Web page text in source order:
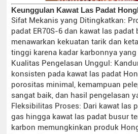
Keunggulan Kawat Las Padat
Sifat Mekanis yang Ditingkatkan:
padat ER70S-6 dan kawat las padat
menawarkan kekuatan tarik dan
tinggi karena kadar karbonnya
Kualitas Pengelasan Unggul:
konsisten pada kawat las padat
porositas minimal, kemampuan
sangat baik, dan hasil pengelasan
Fleksibilitas Proses: Dari kawat las
gas hingga kawat las padat busur
karbon memungkinkan produk